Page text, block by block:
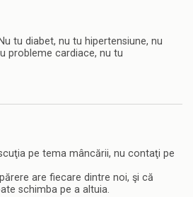
tu diabet, nu tu hipertensiune, nu
probleme cardiace, nu tu
pe tema mâncării, nu contaţi pe
are fiecare dintre noi, şi că
schimba pe a altuia.